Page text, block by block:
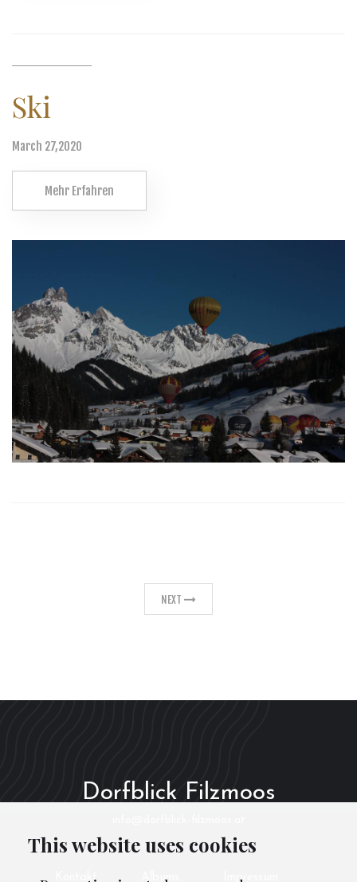
This website uses cookies
Ski
March 27,2020
Mehr Erfahren
NEXT
Dorfblick Filzmoos
Kontakt Albums Impressum